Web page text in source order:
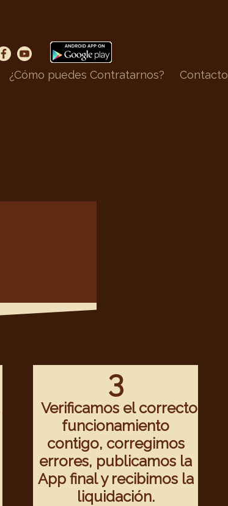
¿Cómo puedes Contratarnos? Contacto
3
Verificamos el correcto
funcionamiento
contigo, corregimos
errores, publicamos la
App final y recibimos la
liquidación.